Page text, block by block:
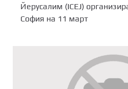
Йерусалим (ICEJ)
София на 11 март